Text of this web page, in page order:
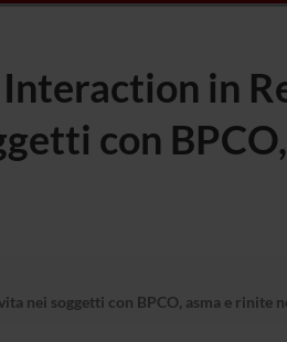
in
con
nei soggetti con BPCO, asma e rinite